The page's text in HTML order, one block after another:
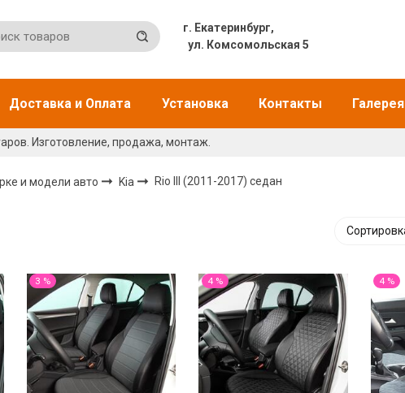
г. Екатеринбург,
ул. Комсомольская 5
Доставка и Оплата Установка Контакты Галерея
Изготовление, продажа, монтаж.
и модели авто Kia Rio III (2011-2017) седан
3 % 4 % 4 %